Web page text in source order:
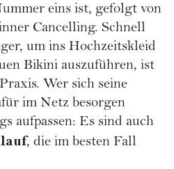
eins ist, gefolgt von
Cancelling. Schnell
um ins Hochzeitskleid
Bikini auszuführen, ist
Wer sich seine
im Netz besorgen
aufpassen: Es sind auch
, die im besten Fall